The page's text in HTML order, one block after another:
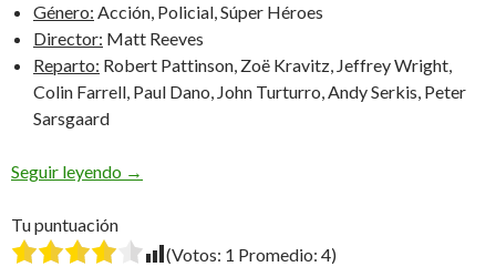
Género: Acción, Policial, Súper Héroes
Director: Matt Reeves
Reparto: Robert Pattinson, Zoë Kravitz, Jeffrey Wright,
Colin Farrell, Paul Dano, John Turturro, Andy Serkis, Peter
Sarsgaard
Seguir leyendo The Batman
→
Tu puntuación
(Votos: 1 Promedio: 4)